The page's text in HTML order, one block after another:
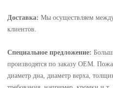
Доставка: Мы осуществляем
клиентов.
Специальное предложение:
производятся по заказу OEM.
диаметр дна, диаметр верха,